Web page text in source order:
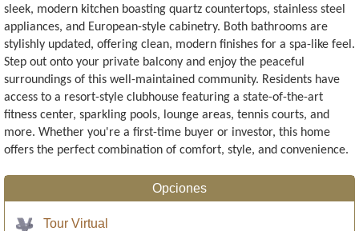
sleek, modern kitchen boasting quartz countertops, stainless steel
appliances, and European-style cabinetry. Both bathrooms are
stylishly updated, offering clean, modern finishes for a spa-like feel.
Step out onto your private balcony and enjoy the peaceful
surroundings of this well-maintained community. Residents have
access to a resort-style clubhouse featuring a state-of-the-art
fitness center, sparkling pools, lounge areas, tennis courts, and
more. Whether you're a first-time buyer or investor, this home
offers the perfect combination of comfort, style, and convenience.
Opciones
Tour Virtual